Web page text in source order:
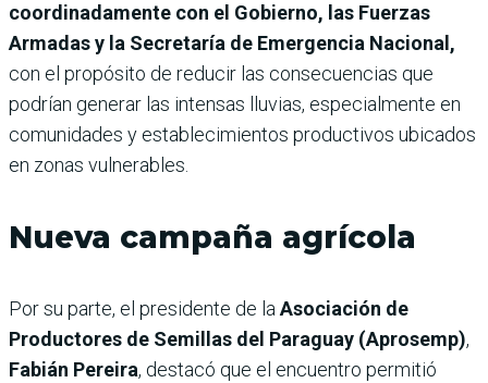
coordinadamente con el Gobierno, las Fuerzas
Armadas y la Secretaría de Emergencia Nacional,
con el propósito de reducir las consecuencias que
podrían generar las intensas lluvias, especialmente en
comunidades y establecimientos productivos ubicados
en zonas vulnerables.
Nueva campaña agrícola
Por su parte, el presidente de la Asociación de
Productores de Semillas del Paraguay (Aprosemp),
Fabián Pereira, destacó que el encuentro permitió